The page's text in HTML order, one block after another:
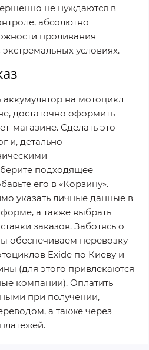
не нуждаются в
абсолютно
проливания
условиях.
аккумулятор на мотоцикл
достаточно оформить
магазине. Сделать это
и, детально
подходящее
его в «Корзину».
указать личные данные в
а также выбрать
заказов. Заботясь о
обеспечиваем перевозку
Exide по Киеву и
(для этого привлекаются
компании). Оплатить
при получении,
а также через